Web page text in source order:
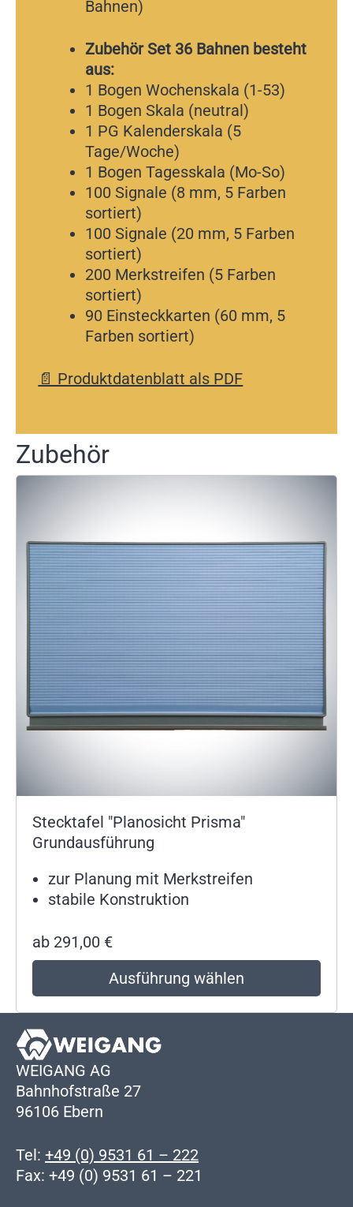
Bahnen)
Zubehör Set 36 Bahnen besteht
aus:
1 Bogen Wochenskala (1-53)
1 Bogen Skala (neutral)
1 PG Kalenderskala (5
Tage/Woche)
1 Bogen Tagesskala (Mo-So)
100 Signale (8 mm, 5 Farben
sortiert)
100 Signale (20 mm, 5 Farben
sortiert)
200 Merkstreifen (5 Farben
sortiert)
90 Einsteckkarten (60 mm, 5
Farben sortiert)
📄 Produktdatenblatt als PDF
Zubehör
Stecktafel "Planosicht Prisma"
Grundausführung
zur Planung mit Merkstreifen
stabile Konstruktion
ab 291,00 €
Ausführung wählen
WEIGANG AG
Bahnhofstraße 27
96106 Ebern
Tel: +49 (0) 9531 61 – 222
Fax: +49 (0) 9531 61 – 221